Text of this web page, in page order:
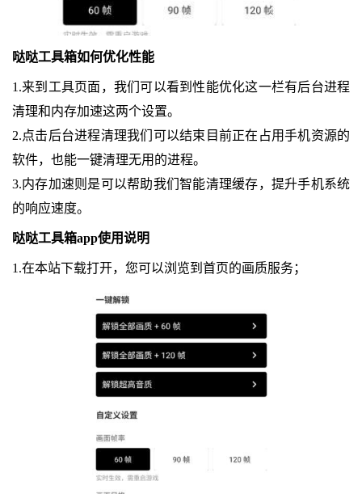
哒哒工具箱如何优化性能
1.来到工具页面，我们可以看到性能优化这一栏有后台进程
清理和内存加速这两个设置。
2.点击后台进程清理我们可以结束目前正在占用手机资源的
软件，也能一键清理无用的进程。
3.内存加速则是可以帮助我们智能清理缓存，提升手机系统
的响应速度。
哒哒工具箱app使用说明
1.在本站下载打开，您可以浏览到首页的画质服务；